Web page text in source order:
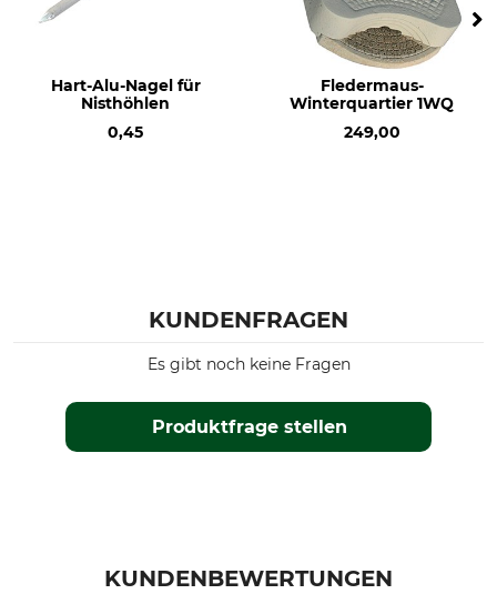
Hart-Alu-Nagel für
Nisthöhlen
0,45
Fledermaus-
Winterquartier 1WQ
249,00
KUNDENFRAGEN
Produktfrage stellen
Es gibt noch keine Fragen
KUNDENBEWERTUNGEN